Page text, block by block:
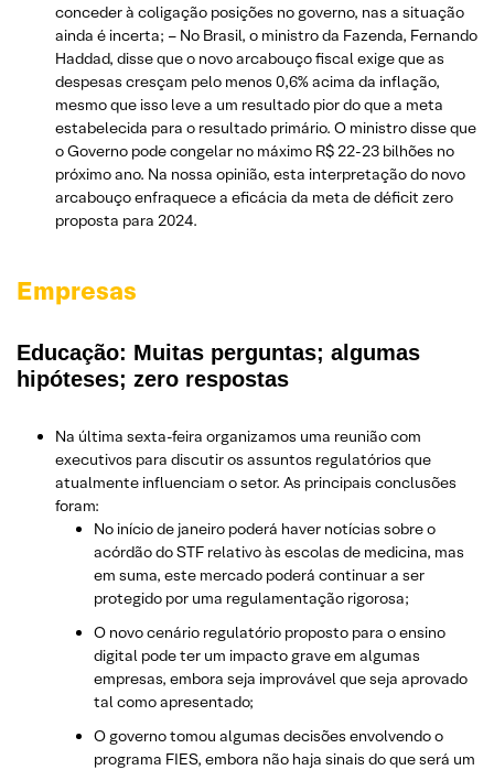
conceder à coligação posições no governo, nas a situação
ainda é incerta; – No Brasil, o ministro da Fazenda, Fernando
Haddad, disse que o novo arcabouço fiscal exige que as
despesas cresçam pelo menos 0,6% acima da inflação,
mesmo que isso leve a um resultado pior do que a meta
estabelecida para o resultado primário. O ministro disse que
o Governo pode congelar no máximo R$ 22-23 bilhões no
próximo ano. Na nossa opinião, esta interpretação do novo
arcabouço enfraquece a eficácia da meta de déficit zero
proposta para 2024.
Empresas
Educação: Muitas perguntas; algumas
hipóteses; zero respostas
Na última sexta-feira organizamos uma reunião com
executivos para discutir os assuntos regulatórios que
atualmente influenciam o setor. As principais conclusões
foram:
No início de janeiro poderá haver notícias sobre o
acórdão do STF relativo às escolas de medicina, mas
em suma, este mercado poderá continuar a ser
protegido por uma regulamentação rigorosa;
O novo cenário regulatório proposto para o ensino
digital pode ter um impacto grave em algumas
empresas, embora seja improvável que seja aprovado
tal como apresentado;
O governo tomou algumas decisões envolvendo o
programa FIES, embora não haja sinais do que será um